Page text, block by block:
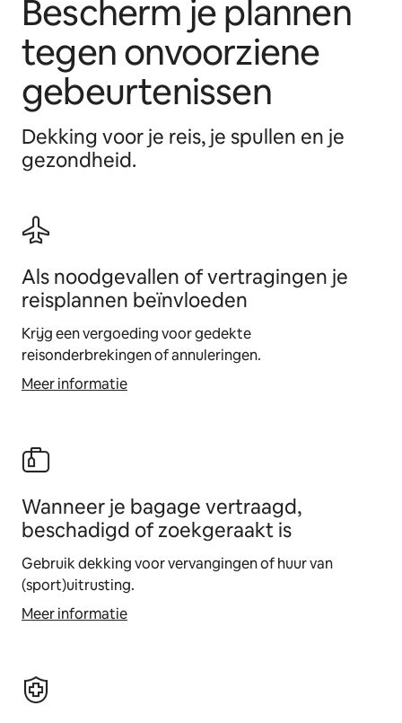
Bescherm je plannen
tegen onvoorziene
gebeurtenissen
Dekking voor je reis, je spullen en je
gezondheid.
Als noodgevallen of vertragingen je
reisplannen beïnvloeden
Krijg een vergoeding voor gedekte
reisonderbrekingen of annuleringen.
Meer informatie
Wanneer je bagage vertraagd,
beschadigd of zoekgeraakt is
Gebruik dekking voor vervangingen of huur van
(sport)uitrusting.
Meer informatie